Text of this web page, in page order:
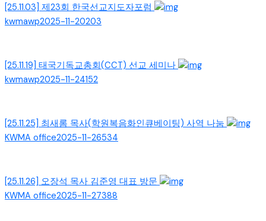
[25.11.03] 제23회 한국선교지도자포럼
kwmawp2025-11-20203
[25.11.19] 태국기독교총회(CCT) 선교 세미나
kwmawp2025-11-24152
[25.11.25] 최새롬 목사(학원복음화인큐베이팅) 사역 나눔
KWMA office2025-11-26534
[25.11.26] 오장석 목사 김준영 대표 방문
KWMA office2025-11-27388